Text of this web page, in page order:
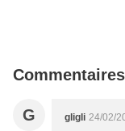
Commentaires
G gligli 24/02/